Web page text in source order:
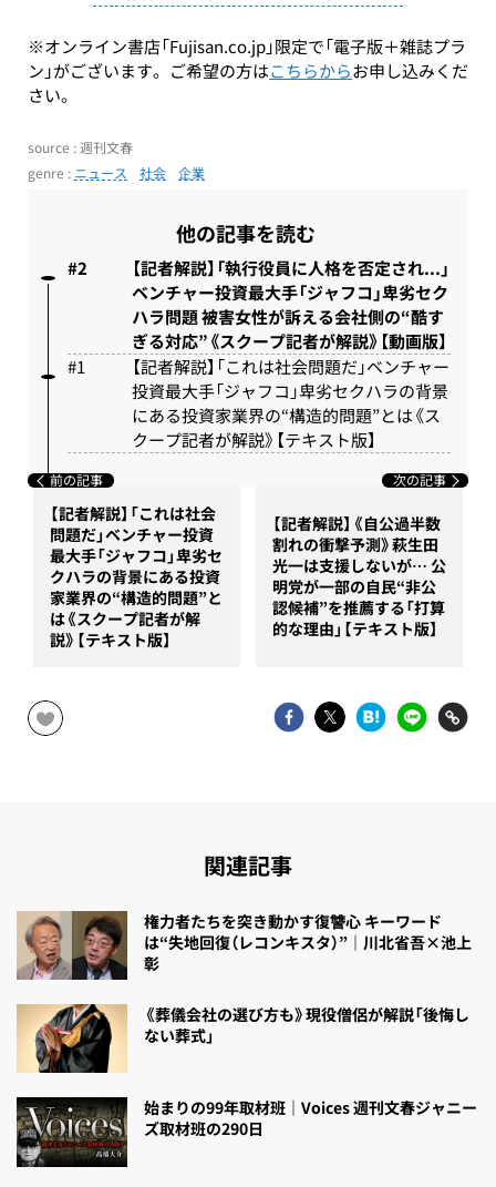
※オンライン書店「Fujisan.co.jp」限定で「電子版＋雑誌プラ
ン」がございます。ご希望の方はこちらからお申し込みくだ
さい。
source : 週刊文春
genre : ニュース 社会 企業
他の記事を読む
【記者解説】「執行役員に人格を否定され...」
ベンチャー投資最大手「ジャフコ」卑劣セク
ハラ問題 被害女性が訴える会社側の“酷す
ぎる対応”《スクープ記者が解説》【動画版】
【記者解説】「これは社会問題だ」ベンチャー
投資最大手「ジャフコ」卑劣セクハラの背景
にある投資家業界の“構造的問題”とは《ス
クープ記者が解説》【テキスト版】
前の記事
【記者解説】「これは社会
問題だ」ベンチャー投資
最大手「ジャフコ」卑劣セ
クハラの背景にある投資
家業界の“構造的問題”と
は《スクープ記者が解
説》【テキスト版】
次の記事
【記者解説】《自公過半数
割れの衝撃予測》萩生田
光一は支援しないが… 公
明党が一部の自民“非公
認候補”を推薦する「打算
的な理由」【テキスト版】
関連記事
権力者たちを突き動かす復讐心 キーワード
は“失地回復（レコンキスタ）”｜川北省吾×池上
彰
《葬儀会社の選び方も》現役僧侶が解説「後悔し
ない葬式」
始まりの99年取材班｜Voices 週刊文春ジャニー
ズ取材班の290日